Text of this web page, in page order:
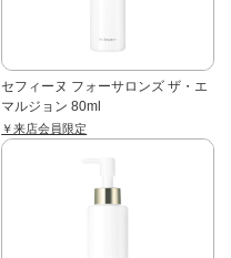
セフィーヌ フォーサロンズ ザ・エ
マルジョン 80ml
￥来店会員限定